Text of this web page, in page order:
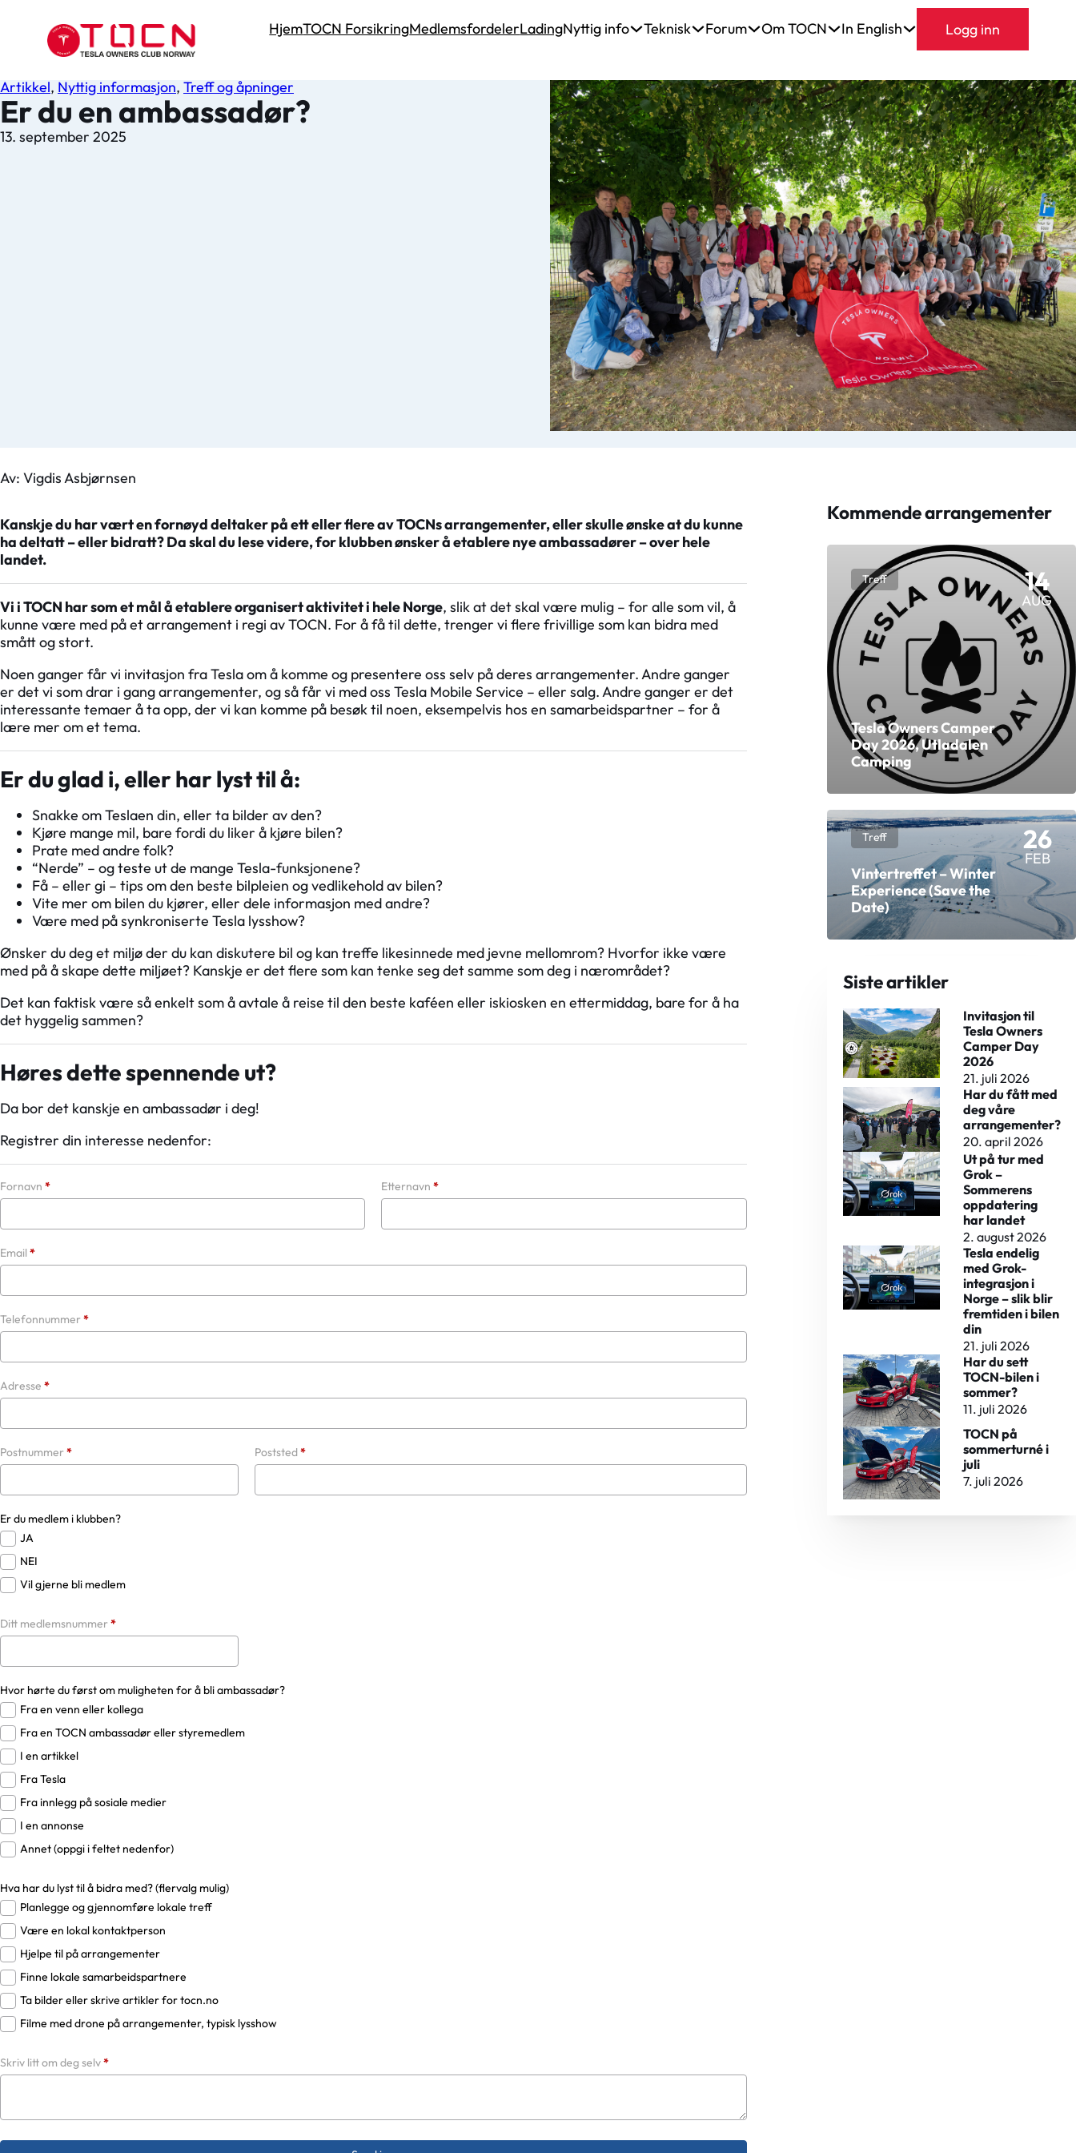
HjemTOCN ForsikringMedlemsfordelerLadingNyttig info Teknisk Forum Om TOCN In English Logg inn
Er du en ambassadør?
Artikkel, Nyttig informasjon, Treff og åpninger
13. september 2025
Av: Vigdis Asbjørnsen
Kanskje du har vært en fornøyd deltaker på ett eller flere av TOCNs arrangementer, eller skulle ønske at du kunne
ha deltatt – eller bidratt? Da skal du lese videre, for klubben ønsker å etablere nye ambassadører – over hele
landet.
Vi i TOCN har som et mål å etablere organisert aktivitet i hele Norge, slik at det skal være mulig – for alle som vil, å
kunne være med på et arrangement i regi av TOCN. For å få til dette, trenger vi flere frivillige som kan bidra med
smått og stort.
Noen ganger får vi invitasjon fra Tesla om å komme og presentere oss selv på deres arrangementer. Andre ganger
er det vi som drar i gang arrangementer, og så får vi med oss Tesla Mobile Service – eller salg. Andre ganger er det
interessante temaer å ta opp, der vi kan komme på besøk til noen, eksempelvis hos en samarbeidspartner – for å
lære mer om et tema.
Er du glad i, eller har lyst til å:
Snakke om Teslaen din, eller ta bilder av den?
Kjøre mange mil, bare fordi du liker å kjøre bilen?
Prate med andre folk?
“Nerde” – og teste ut de mange Tesla-funksjonene?
Få – eller gi – tips om den beste bilpleien og vedlikehold av bilen?
Vite mer om bilen du kjører, eller dele informasjon med andre?
Være med på synkroniserte Tesla lysshow?
Ønsker du deg et miljø der du kan diskutere bil og kan treffe likesinnede med jevne mellomrom? Hvorfor ikke være
med på å skape dette miljøet? Kanskje er det flere som kan tenke seg det samme som deg i nærområdet?
Det kan faktisk være så enkelt som å avtale å reise til den beste kaféen eller iskiosken en ettermiddag, bare for å ha
det hyggelig sammen?
Høres dette spennende ut?
Da bor det kanskje en ambassadør i deg!
Registrer din interesse nedenfor:
Section
Fornavn * Etternavn *
Email *
Telefonnummer *
Adresse *
Postnummer * Poststed *
Er du medlem i klubben?
JA
NEI
Vil gjerne bli medlem
Ditt medlemsnummer *
Hvor hørte du først om muligheten for å bli ambassadør?
Fra en venn eller kollega
Fra en TOCN ambassadør eller styremedlem
I en artikkel
Fra Tesla
Fra innlegg på sosiale medier
I en annonse
Annet (oppgi i feltet nedenfor)
Hva har du lyst til å bidra med? (flervalg mulig)
Planlegge og gjennomføre lokale treff
Være en lokal kontaktperson
Hjelpe til på arrangementer
Finne lokale samarbeidspartnere
Ta bilder eller skrive artikler for tocn.no
Filme med drone på arrangementer, typisk lysshow
Skriv litt om deg selv*
Kommende arrangementer
Treff 14
AUG
Tesla Owners Camper
Day 2026, Utladalen
Camping
Treff 26
FEB
Vintertreffet – Winter
Experience (Save the
Date)
Siste artikler
Invitasjon til
Tesla Owners
Camper Day
2026
21. juli 2026
Har du fått med
deg våre
arrangementer?
20. april 2026
Ut på tur med
Grok –
Sommerens
oppdatering
har landet
2. august 2026
Tesla endelig
med Grok-
integrasjon i
Norge – slik blir
fremtiden i bilen
din
21. juli 2026
Har du sett
TOCN-bilen i
sommer?
11. juli 2026
TOCN på
sommerturné i
juli
7. juli 2026